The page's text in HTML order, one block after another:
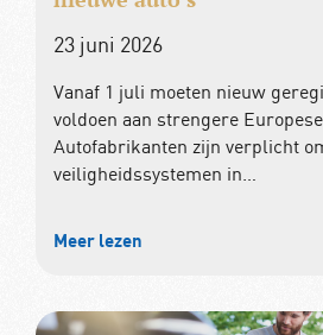
23 juni 2026
Vanaf 1 juli moeten nieuw
voldoen aan strengere
Autofabrikanten zijn verplicht
veiligheidssystemen in…
Meer lezen